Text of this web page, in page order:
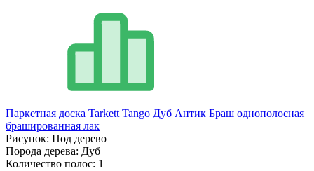
Паркетная доска Tarkett Tango Дуб Антик Браш однополосная
брашированная лак
Рисунок: Под дерево
Порода дерева: Дуб
Количество полос: 1